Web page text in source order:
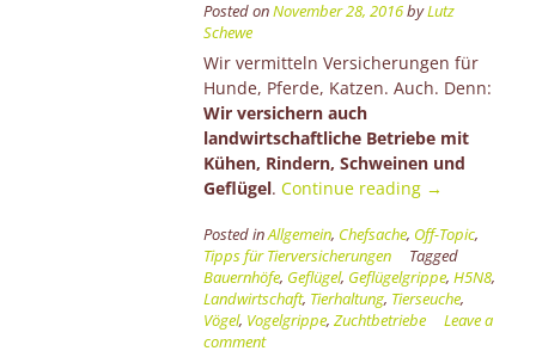
Posted onNovember 28, 2016byLutz
Schewe
Wir vermitteln Versicherungen für
Hunde, Pferde, Katzen. Auch. Denn:
Wir versichern auch
landwirtschaftliche Betriebe mit
Kühen, Rindern, Schweinen und
Geflügel. Continue reading “Vogelgrippe
die
Folgen”
→
Posted inAllgemein, Chefsache, Off-Topic,
Tipps für Tierversicherungen
Tagged
Bauernhöfe, Geflügel, Geflügelgrippe, H5N8,
Landwirtschaft, Tierhaltung, Tierseuche,
Vögel, Vogelgrippe, Zuchtbetriebe
Leave a
comment